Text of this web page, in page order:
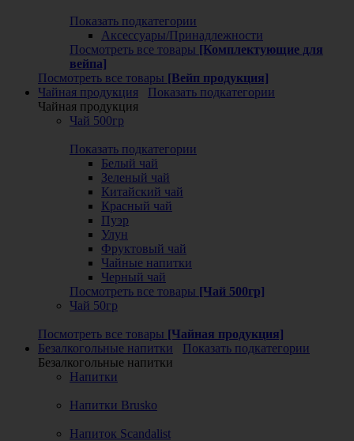
Показать подкатегории
Аксессуары/Принадлежности
Посмотреть все товары [Комплектующие для
вейпа]
Посмотреть все товары [Вейп продукция]
Чайная продукция
Показать подкатегории
Чайная продукция
Чай 500гр
Показать подкатегории
Белый чай
Зеленый чай
Китайский чай
Красный чай
Пуэр
Улун
Фруктовый чай
Чайные напитки
Черный чай
Посмотреть все товары [Чай 500гр]
Чай 50гр
Посмотреть все товары [Чайная продукция]
Безалкогольные напитки
Показать подкатегории
Безалкогольные напитки
Напитки
Напитки Brusko
Напиток Scandalist